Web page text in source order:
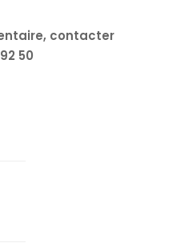
contacter
50